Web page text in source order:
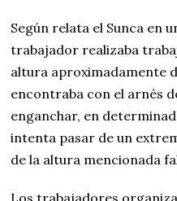
Según relata el Sunca en
trabajador realizaba
altura aproximadamente
encontraba con el arnés
enganchar, en
intenta pasar de un
de la altura mencionada
Los trabajadores